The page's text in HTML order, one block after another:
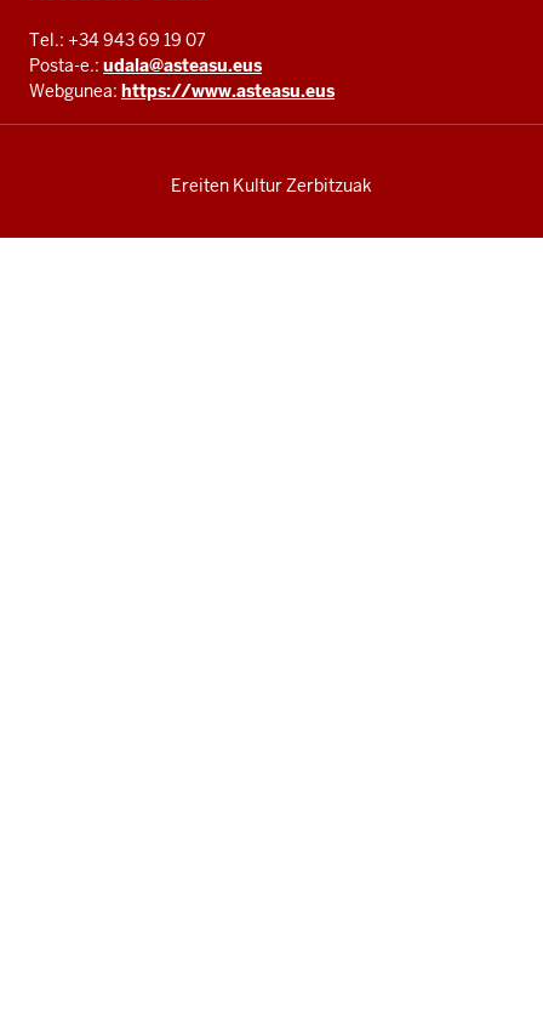
Tel.: +34 943 69 19 07
Posta-e.: udala@asteasu.eus
Webgunea: https://www.asteasu.eus
Ereiten Kultur Zerbitzuak